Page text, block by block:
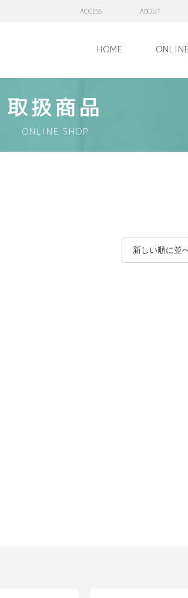
ACCESS ABOUT
HOME
取扱商品
ONLINE SHOP